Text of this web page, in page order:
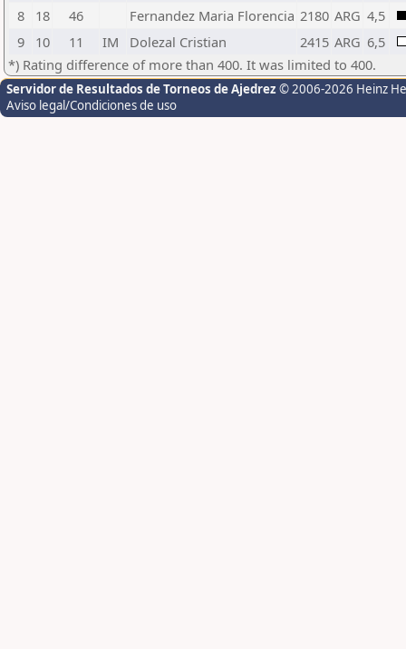
8
18 46 Fernandez Maria Florencia 2180 ARG 4,5
9
10 11 IM Dolezal Cristian 2415 ARG 6,5
*) Rating difference of more than 400. It was limited to 400.
Servidor de Resultados de Torneos de Ajedrez © 2006-2026 Heinz
Aviso legal/Condiciones de uso